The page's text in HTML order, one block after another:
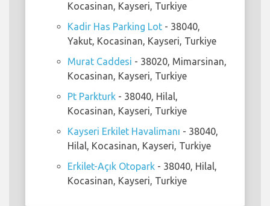
Kocasinan, Kayseri, Turkiye
Kadir Has Parking Lot - 38040,
Yakut, Kocasinan, Kayseri, Turkiye
Murat Caddesi - 38020, Mimarsinan,
Kocasinan, Kayseri, Turkiye
Pt Parkturk - 38040, Hilal,
Kocasinan, Kayseri, Turkiye
Kayseri Erkilet Havalimanı - 38040,
Hilal, Kocasinan, Kayseri, Turkiye
Erkilet-Açık Otopark - 38040, Hilal,
Kocasinan, Kayseri, Turkiye